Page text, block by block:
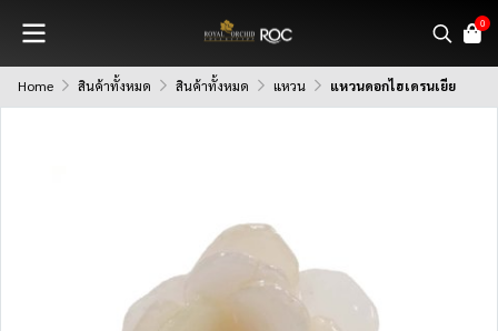
0
Home สินค้าทั้งหมด สินค้าทั้งหมด แหวน แหวนดอกไฮเดรนเยีย